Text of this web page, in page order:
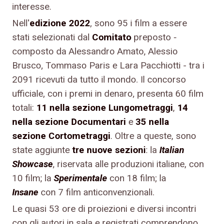
interesse.
Nell'edizione 2022, sono 95 i film a essere
stati selezionati dal Comitato preposto -
composto da Alessandro Amato, Alessio
Brusco, Tommaso Paris e Lara Pacchiotti - tra i
2091 ricevuti da tutto il mondo. Il concorso
ufficiale, con i premi in denaro, presenta 60 film
totali: 11 nella sezione Lungometraggi, 14
nella sezione Documentari e 35 nella
sezione Cortometraggi. Oltre a queste, sono
state aggiunte tre nuove sezioni: la Italian
Showcase, riservata alle produzioni italiane, con
10 film; la Sperimentale con 18 film; la
Insane con 7 film anticonvenzionali.
Le quasi 53 ore di proiezioni e diversi incontri